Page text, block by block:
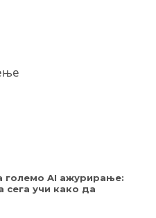
големо AI ажурирање:
сега учи како да